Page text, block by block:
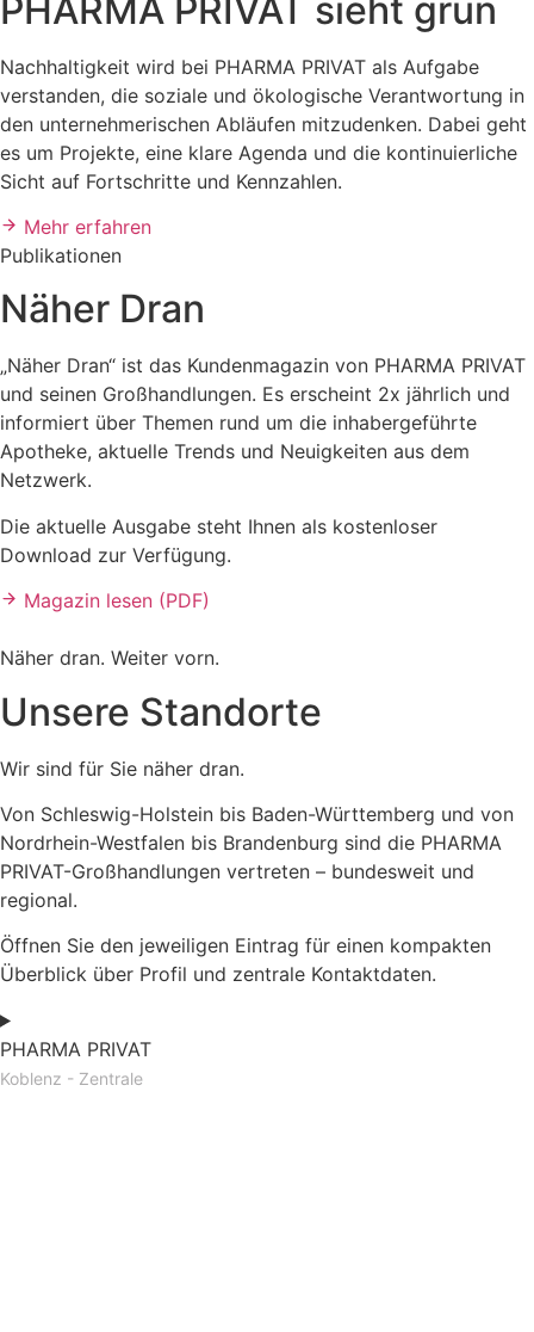
PHARMA PRIVAT sieht grün
Nachhaltigkeit wird bei PHARMA PRIVAT als Aufgabe
verstanden, die soziale und ökologische Verantwortung in
den unternehmerischen Abläufen mitzudenken. Dabei geht
es um Projekte, eine klare Agenda und die kontinuierliche
Sicht auf Fortschritte und Kennzahlen.
Mehr erfahren
Publikationen
Näher Dran
„Näher Dran“ ist das Kundenmagazin von PHARMA PRIVAT
und seinen Großhandlungen. Es erscheint 2x jährlich und
informiert über Themen rund um die inhabergeführte
Apotheke, aktuelle Trends und Neuigkeiten aus dem
Netzwerk.
Die aktuelle Ausgabe steht Ihnen als kostenloser
Download zur Verfügung.
Magazin lesen (PDF)
Näher dran. Weiter vorn.
Unsere Standorte
Wir sind für Sie näher dran.
Von Schleswig-Holstein bis Baden-Württemberg und von
Nordrhein-Westfalen bis Brandenburg sind die PHARMA
PRIVAT-Großhandlungen vertreten – bundesweit und
regional.
Öffnen Sie den jeweiligen Eintrag für einen kompakten
Überblick über Profil und zentrale Kontaktdaten.
PHARMA PRIVAT
Koblenz - Zentrale